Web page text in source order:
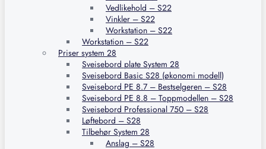
Vedlikehold – S22
Vinkler – S22
Workstation – S22
Workstation – S22
Priser system 28
Sveisebord plate System 28
Sveisebord Basic S28 (økonomi modell)
Sveisebord PE 8.7 – Bestselgeren – S28
Sveisebord PE 8.8 – Toppmodellen – S28
Sveisebord Professional 750 – S28
Løftebord – S28
Tilbehør System 28
Anslag – S28